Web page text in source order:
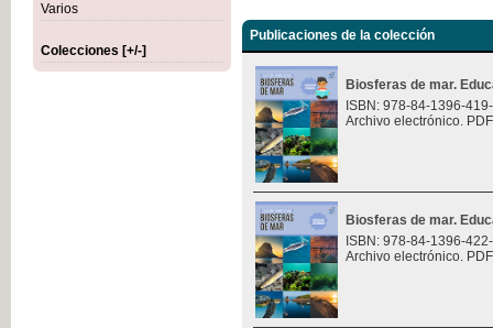
Varios
Colecciones [+/-]
Publicaciones de la colección
Biosferas de mar.
ISBN: 978-84-1396-
Archivo electrónico.
Biosferas de mar.
ISBN: 978-84-1396-
Archivo electrónico.